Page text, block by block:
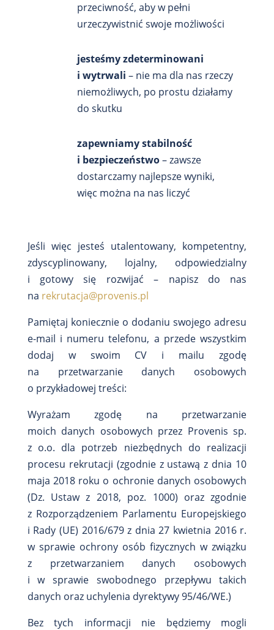
przeciwność, aby w pełni
urzeczywistnić swoje możliwości
jesteśmy zdeterminowani
i wytrwali – nie ma dla nas rzeczy
niemożliwych, po prostu działamy
do skutku
zapewniamy stabilność
i bezpieczeństwo– zawsze
dostarczamy najlepsze wyniki,
więc można na nas liczyć
Jeśli więc jesteś utalentowany, kompetentny,
zdyscyplinowany, lojalny, odpowiedzialny
i gotowy się rozwijać – napisz do nas
na rekrutacja@provenis.pl
Pamiętaj koniecznie o dodaniu swojego adresu
e-mail i numeru telefonu, a przede wszystkim
dodaj w swoim CV i mailu zgodę
na przetwarzanie danych osobowych
o przykładowej treści:
Wyrażam zgodę na przetwarzanie
moich danych osobowych przez Provenis sp.
z o.o. dla potrzeb niezbędnych do realizacji
procesu rekrutacji (zgodnie z ustawą z dnia 10
maja 2018 roku o ochronie danych osobowych
(Dz. Ustaw z 2018, poz. 1000) oraz zgodnie
z Rozporządzeniem Parlamentu Europejskiego
i Rady (UE) 2016/679 z dnia 27 kwietnia 2016 r.
w sprawie ochrony osób fizycznych w związku
z przetwarzaniem danych osobowych
i w sprawie swobodnego przepływu takich
danych oraz uchylenia dyrektywy 95/46/WE.)
Bez tych informacji nie będziemy mogli